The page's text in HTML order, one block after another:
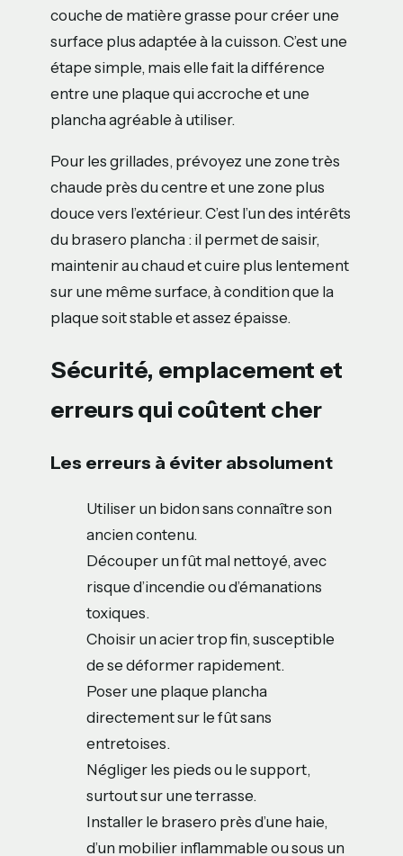
couche de matière grasse pour créer une
surface plus adaptée à la cuisson. C’est une
étape simple, mais elle fait la différence
entre une plaque qui accroche et une
plancha agréable à utiliser.
Pour les grillades, prévoyez une zone très
chaude près du centre et une zone plus
douce vers l’extérieur. C’est l’un des intérêts
du brasero plancha : il permet de saisir,
maintenir au chaud et cuire plus lentement
sur une même surface, à condition que la
plaque soit stable et assez épaisse.
Sécurité, emplacement et
erreurs qui coûtent cher
Les erreurs à éviter absolument
Utiliser un bidon sans connaître son
ancien contenu.
Découper un fût mal nettoyé, avec
risque d’incendie ou d’émanations
toxiques.
Choisir un acier trop fin, susceptible
de se déformer rapidement.
Poser une plaque plancha
directement sur le fût sans
entretoises.
Négliger les pieds ou le support,
surtout sur une terrasse.
Installer le brasero près d’une haie,
d’un mobilier inflammable ou sous un